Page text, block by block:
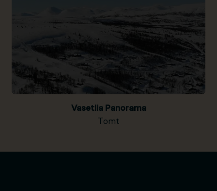
Vasetlia Panorama
Tomt